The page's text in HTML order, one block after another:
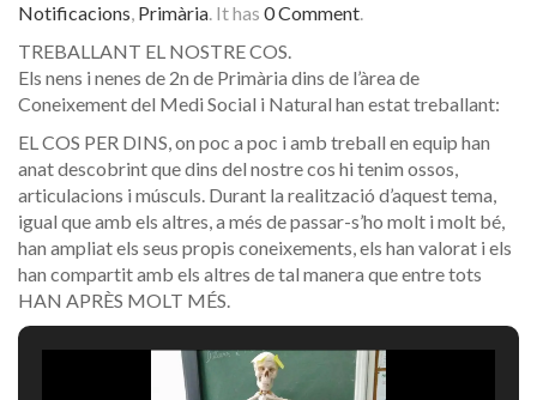
Notificacions, Primària. It has 0 Comment.
TREBALLANT EL NOSTRE COS.
Els nens i nenes de 2n de Primària dins de l’àrea de
Coneixement del Medi Social i Natural han estat treballant:
EL COS PER DINS, on poc a poc i amb treball en equip han
anat descobrint que dins del nostre cos hi tenim ossos,
articulacions i músculs. Durant la realització d’aquest tema,
igual que amb els altres, a més de passar-s’ho molt i molt bé,
han ampliat els seus propis coneixements, els han valorat i els
han compartit amb els altres de tal manera que entre tots
HAN APRÈS MOLT MÉS.